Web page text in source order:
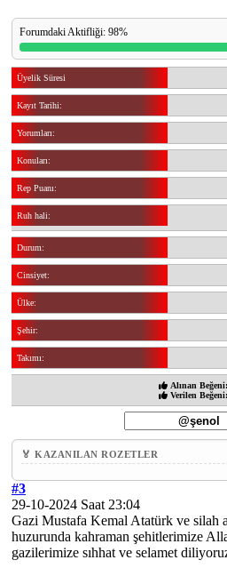
Forumdaki Aktifliği: 98%
Üyelik Süresi
Kayıt Tarihi:
Yorumları:
Konuları:
Rep Puanı:
Ruh hali:
Durum:
Cinsiyet:
Ülke:
Şehir:
Takımı:
Alınan
Verilen
🏅 KAZANILAN ROZETLER
#3
29-10-2024 Saat 23:04
Gazi Mustafa Kemal Atatürk ve silah
huzurunda kahraman şehitlerimize
gazilerimize sıhhat ve selamet